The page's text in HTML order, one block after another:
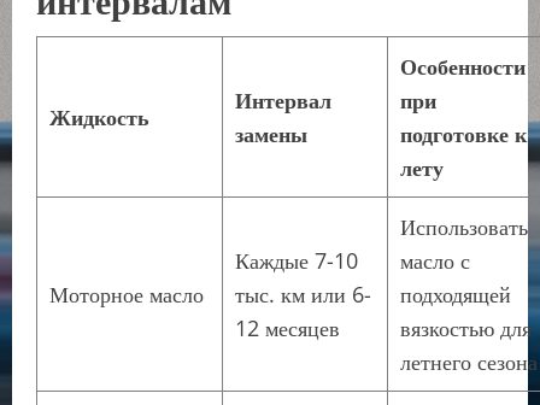
Жидкость
Интервал
замены
Особенности
при
подготовке к
лету
Моторное масло
Каждые 7-10
тыс. км или 6-
12 месяцев
Использовать
масло с
подходящей
вязкостью для
летнего сезона